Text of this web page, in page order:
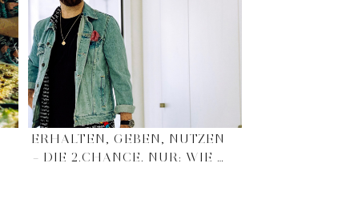
ERHALTEN, GEBEN, NUTZEN
– DIE 2.CHANCE. NUR: WIE …